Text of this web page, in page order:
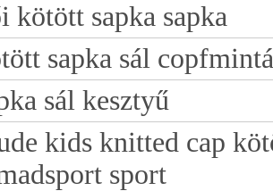
kötött sapka sapka
sapka sál
sál kesztyű
kids knitted cap
sport